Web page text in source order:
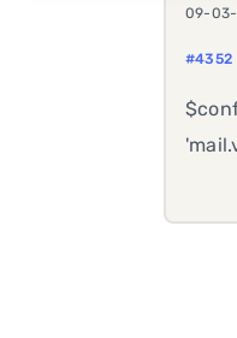
09-03-
#4352